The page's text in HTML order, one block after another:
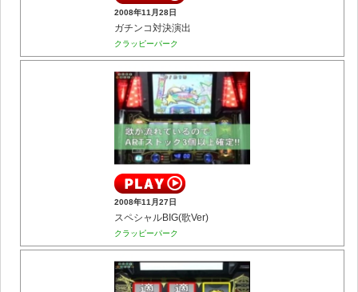
2008年11月28日
ガチンコ対決演出
クラッピーパーク
2008年11月27日
スペシャルBIG(歌Ver)
クラッピーパーク